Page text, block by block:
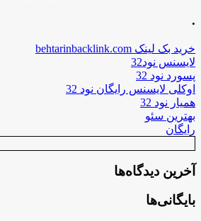
.
خرید بک لینک behtarinbacklink.com
لایسنس نود32
پسورد نود 32
اوکلی لایسنس رایگان نود 32
همیار نود 32
بهترین سئو
رایگان
آخرین دیدگاه‌ها
بایگانی‌ها